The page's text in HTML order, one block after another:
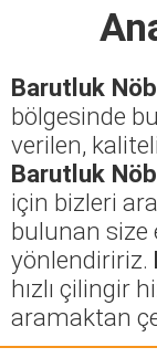
Barutluk
bölgesinde
verilen,
Barutluk
için bizleri
bulunan size
yönlendiririz.
hızlı çilingir
aramaktan